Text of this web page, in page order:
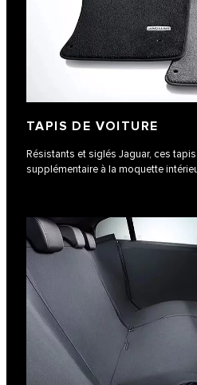
TAPIS DE VOITURE
Résistants et siglés Jaguar, ces
supplémentaire à la moquette